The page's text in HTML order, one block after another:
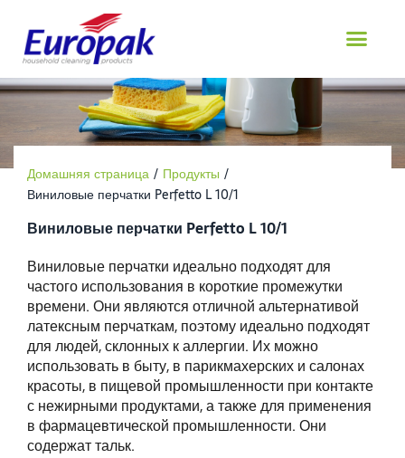
содержанию
Домашняя страница / Продукты /
Виниловые перчатки Perfetto L 10/1
Виниловые перчатки Perfetto L 10/1
Виниловые перчатки идеально подходят для
частого использования в короткие промежутки
времени. Они являются отличной альтернативой
латексным перчаткам, поэтому идеально подходят
для людей, склонных к аллергии. Их можно
использовать в быту, в парикмахерских и салонах
красоты, в пищевой промышленности при контакте
с нежирными продуктами, а также для применения
в фармацевтической промышленности. Они
содержат тальк.